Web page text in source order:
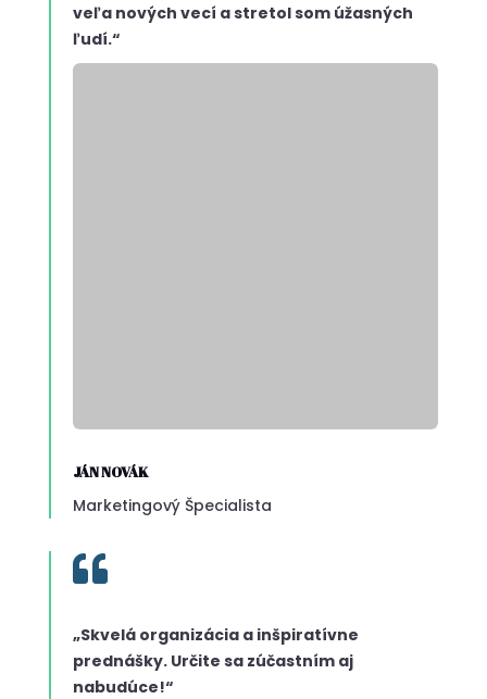
veľa nových vecí a stretol som úžasných
ľudí.“
JÁN NOVÁK
Marketingový Špecialista

„Skvelá organizácia a inšpiratívne
prednášky. Určite sa zúčastním aj
nabudúce!“